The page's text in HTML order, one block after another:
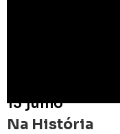
13 julho
Na História